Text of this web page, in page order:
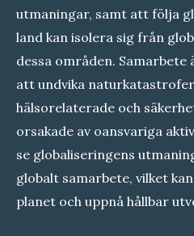
utmaningar, samt att följa
land kan isolera sig från
dessa områden.
att undvika
hälsorelaterade och
orsakade av oansvariga
se globaliseringens
globalt samarbete, vilket
planet och uppnå hållbar